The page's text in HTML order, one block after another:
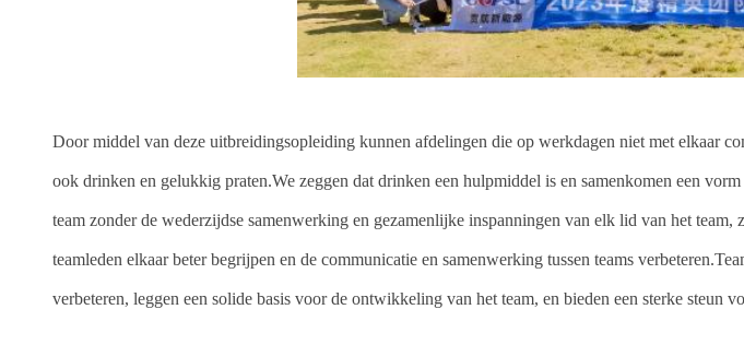
Door middel van deze uitbreidingsopleiding kunnen afdelingen die op werkdagen niet met elkaar
ook drinken en gelukkig praten.We zeggen dat drinken een hulpmiddel is en samenkomen een
team zonder de wederzijdse samenwerking en gezamenlijke inspanningen van elk lid van het
teamleden elkaar beter begrijpen en de communicatie en samenwerking tussen teams
verbeteren, leggen een solide basis voor de ontwikkeling van het team, en bieden een sterke steun